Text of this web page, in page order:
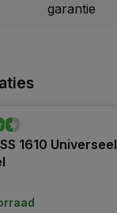
garantie
1610 Universeel